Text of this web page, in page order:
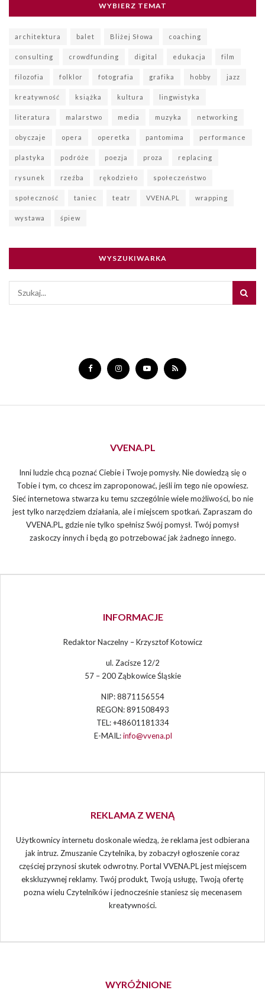
WYBIERZ TEMAT
architektura balet Bliżej Słowa coaching
consulting crowdfunding digital edukacja film
filozofia folklor fotografia grafika hobby jazz
kreatywność książka kultura lingwistyka
literatura malarstwo media muzyka networking
obyczaje opera operetka pantomima performance
plastyka podróże poezja proza replacing
rysunek rzeźba rękodzieło społeczeństwo
społeczność taniec teatr VVENA.PL wrapping
wystawa śpiew
WYSZUKIWARKA
VVENA.PL
Inni ludzie chcą poznać Ciebie i Twoje pomysły. Nie dowiedzą się o
Tobie i tym, co chcesz im zaproponować, jeśli im tego nie opowiesz.
Sieć internetowa stwarza ku temu szczególnie wiele możliwości, bo nie
jest tylko narzędziem działania, ale i miejscem spotkań. Zapraszam do
VVENA.PL, gdzie nie tylko spełnisz Swój pomysł. Twój pomysł
zaskoczy innych i będą go potrzebować jak żadnego innego.
INFORMACJE
Redaktor Naczelny – Krzysztof Kotowicz
ul. Zacisze 12/2
57 – 200 Ząbkowice Śląskie
NIP: 8871156554
REGON: 891508493
TEL: +48601181334
E-MAIL:info@vvena.pl
REKLAMA Z WENĄ
Użytkownicy internetu doskonale wiedzą, że reklama jest odbierana
jak intruz. Zmuszanie Czytelnika, by zobaczył ogłoszenie coraz
częściej przynosi skutek odwrotny. Portal VVENA.PL jest miejscem
ekskluzywnej reklamy. Twój produkt, Twoją usługę, Twoją ofertę
pozna wielu Czytelników i jednocześnie staniesz się mecenasem
kreatywności.
WYRÓŻNIONE